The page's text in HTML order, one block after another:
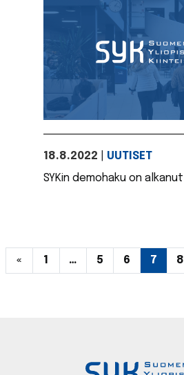
18.8.2022
UUTISET
SYKin demohaku on alkanut
Posts navigation
« 1 … 5 6 7 8